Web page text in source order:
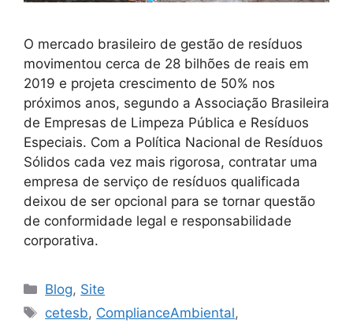
O mercado brasileiro de gestão de resíduos
movimentou cerca de 28 bilhões de reais em
2019 e projeta crescimento de 50% nos
próximos anos, segundo a Associação Brasileira
de Empresas de Limpeza Pública e Resíduos
Especiais. Com a Política Nacional de Resíduos
Sólidos cada vez mais rigorosa, contratar uma
empresa de serviço de resíduos qualificada
deixou de ser opcional para se tornar questão
de conformidade legal e responsabilidade
corporativa.
Blog, Site
cetesb, ComplianceAmbiental,